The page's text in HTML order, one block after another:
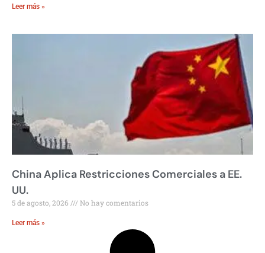
Leer más »
China Aplica Restricciones Comerciales a EE.
UU.
5 de agosto, 2026 No hay comentarios
Leer más »